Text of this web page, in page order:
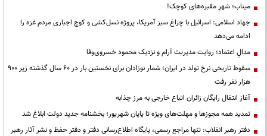
میناب؛ شهرِ مقبره‌های کوچک!
جهاد اسلامی: اسرائیل با چراغ سبز آمریکا، پروژه نسل‌کشی و کوچ اجباری مردم غزه را
ادامه می‌دهد
مدالِ اعتماد؛ روایت مدیریت آرام و نزدیک محمود خسروی‌وفا
سقوط تاریخی نرخ تولد در ایران؛ شمار نوزادان برای نخستین بار در ۶۰ سال گذشته زیر ۹۰۰
هزار نفر رفت
آغاز انتقال رایگان زائران اتباع خارجی به مرز چذابه
تمدید همه مجوزها و مهلت‌های ویژه تا پایان شهریور؛ بخشنامه جدید دولت ابلاغ شد
دفتر رهبر انقلاب: تنها مراجع رسمی، پایگاه اطلاع‌رسانی دفتر و دفتر حفظ و نشر آثار رهبر